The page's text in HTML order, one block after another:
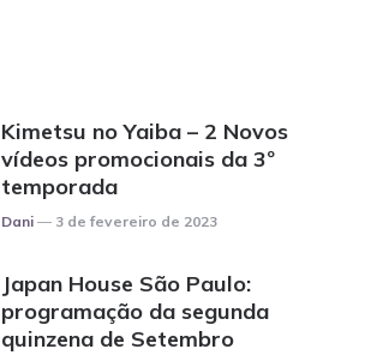
Kimetsu no Yaiba – 2 Novos
vídeos promocionais da 3º
temporada
Posted
Dani 3 de fevereiro de 2023
Japan House São Paulo:
programação da segunda
quinzena de Setembro